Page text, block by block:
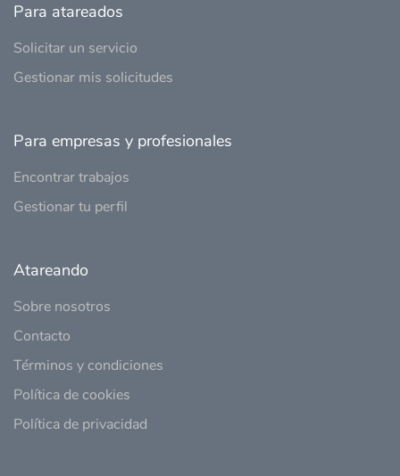
Para atareados
Solicitar un servicio
Gestionar mis solicitudes
Para empresas y profesionales
Encontrar trabajos
Gestionar tu perfil
Atareando
Sobre nosotros
Contacto
Términos y condiciones
Política de cookies
Política de privacidad